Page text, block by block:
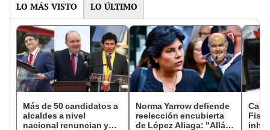
LO MÁS VISTO LO ÚLTIMO
Más de 50 candidatos a
alcaldes a nivel
nacional renuncian y
Norma Yarrow defiende
reelección encubierta
de López Aliaga: "Allá el